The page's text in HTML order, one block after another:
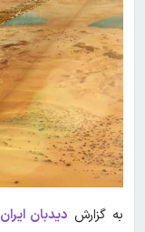
به گزارش دیدبان ایران